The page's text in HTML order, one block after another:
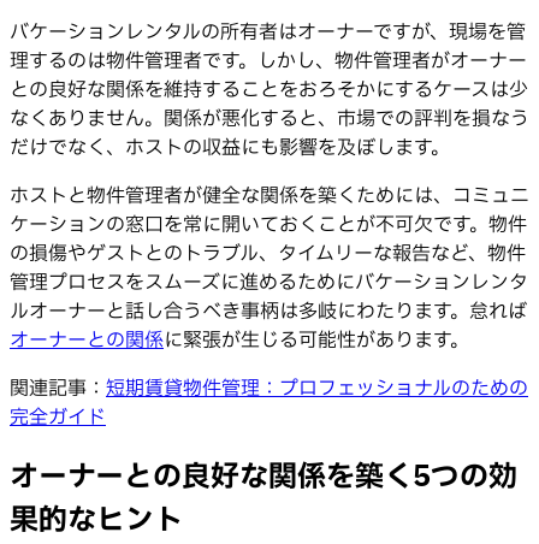
バケーションレンタルの所有者はオーナーですが、現場を管
理するのは物件管理者です。しかし、物件管理者がオーナー
との良好な関係を維持することをおろそかにするケースは少
なくありません。関係が悪化すると、市場での評判を損なう
だけでなく、ホストの収益にも影響を及ぼします。
ホストと物件管理者が健全な関係を築くためには、コミュニ
ケーションの窓口を常に開いておくことが不可欠です。物件
の損傷やゲストとのトラブル、タイムリーな報告など、物件
管理プロセスをスムーズに進めるためにバケーションレンタ
ルオーナーと話し合うべき事柄は多岐にわたります。怠れば
オーナーとの関係に緊張が生じる可能性があります。
関連記事： 短期賃貸物件管理：プロフェッショナルのための
完全ガイド
オーナーとの良好な関係を築く5つの効
果的なヒント